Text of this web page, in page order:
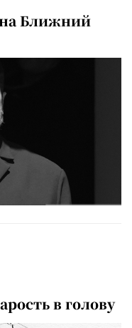
на Ближний
в голову